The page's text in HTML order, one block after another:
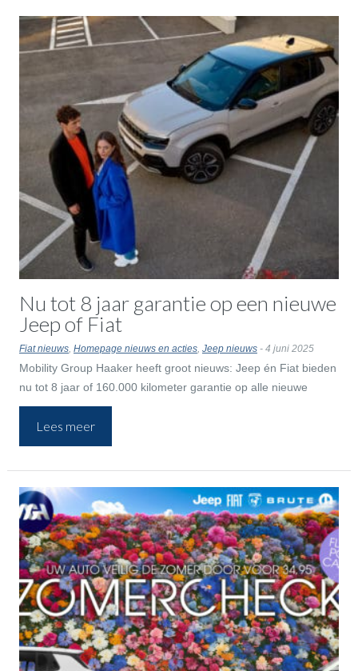
Nu tot 8 jaar garantie op een nieuwe
Jeep of Fiat
Fiat nieuws, Homepage nieuws en acties, Jeep nieuws- 4 juni 2025
Mobility Group Haaker heeft groot nieuws: Jeep én Fiat bieden
nu tot 8 jaar of 160.000 kilometer garantie op alle nieuwe
auto’s, ongeacht het model of de aandrijflijn.
Lees meer